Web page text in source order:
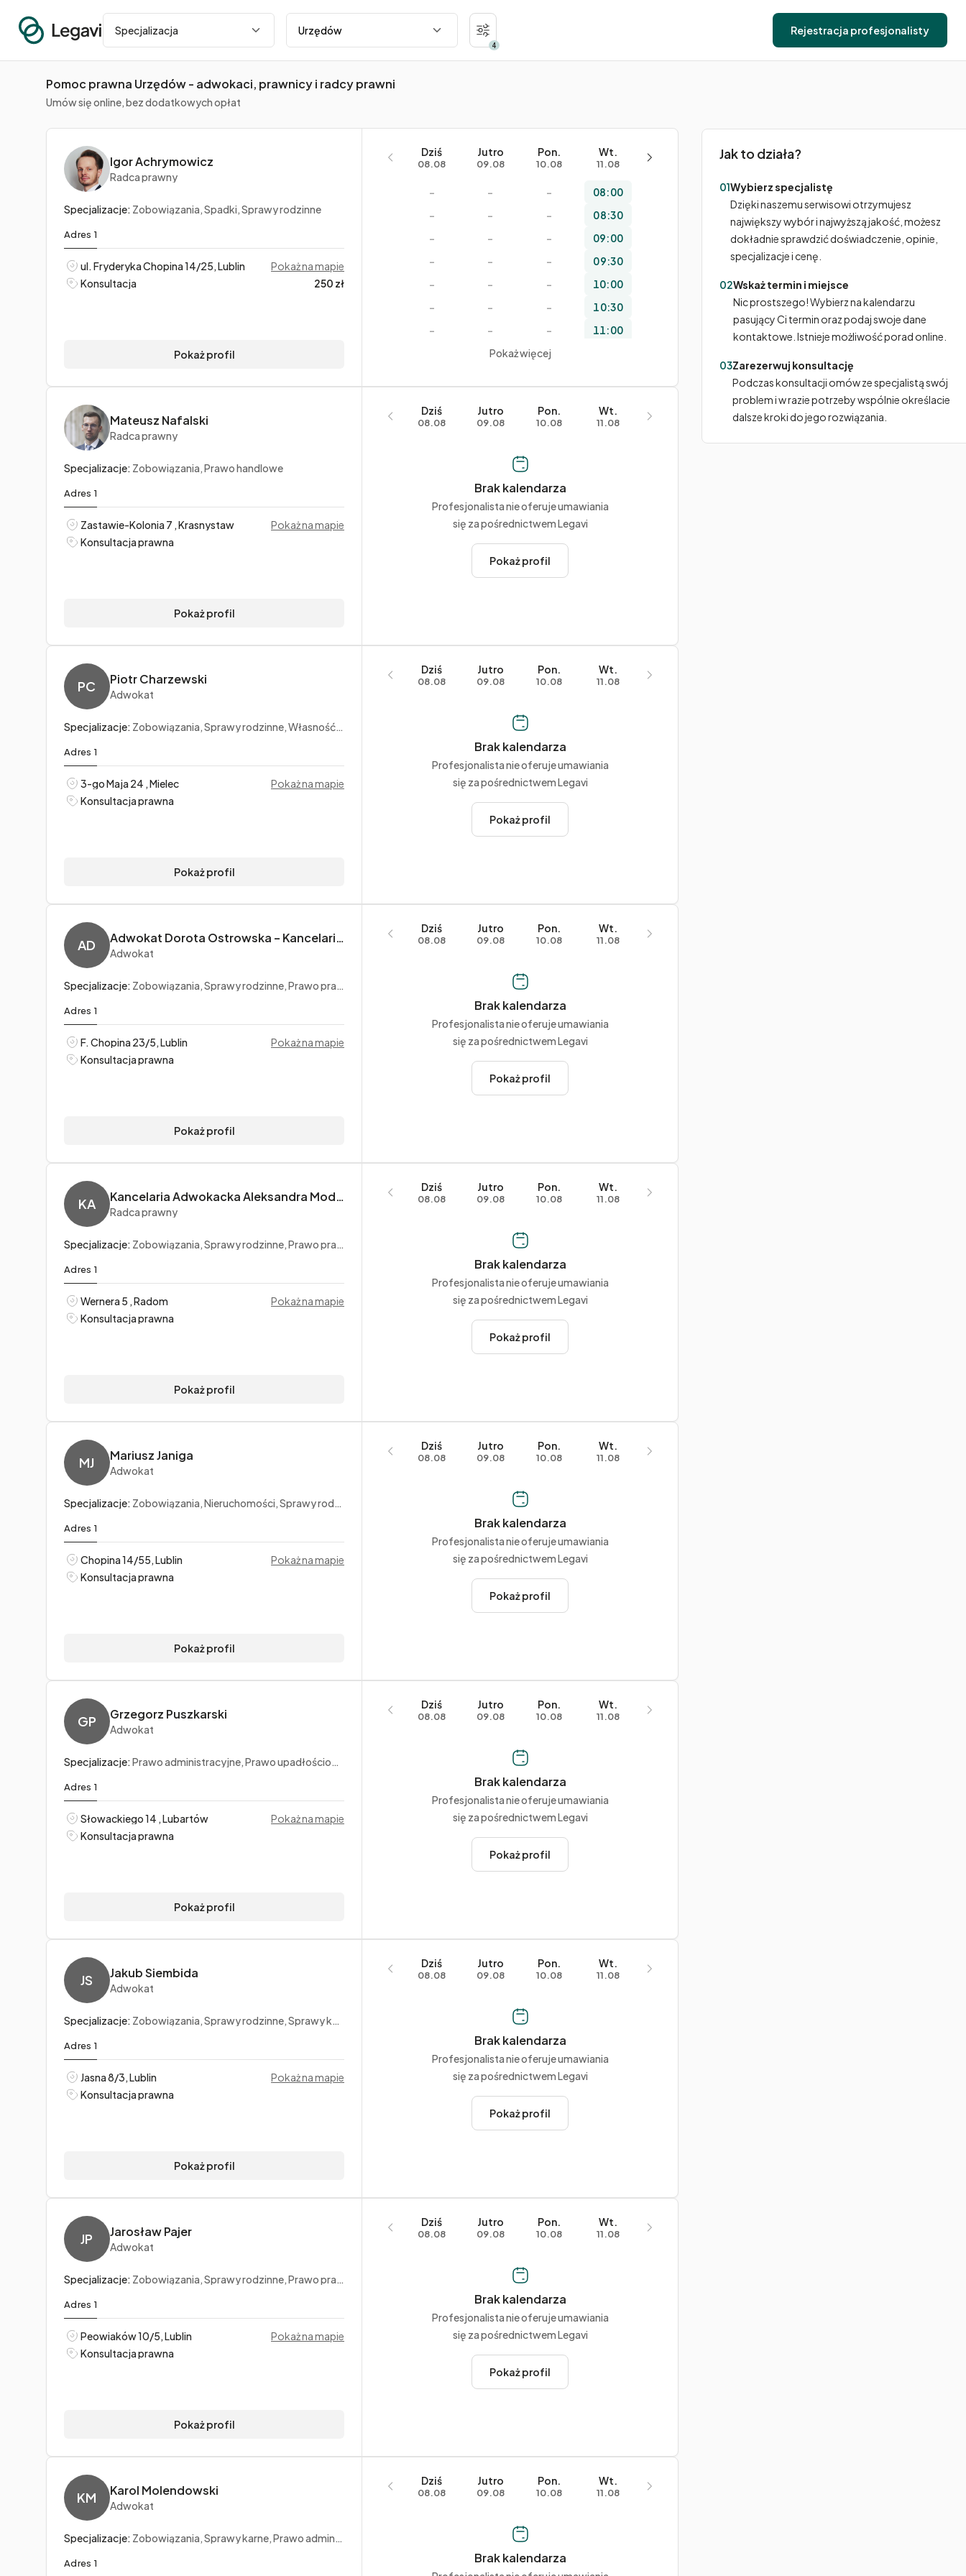
Specjalizacja
Miasto
4
Rejestracja profesjonalisty
Pomoc prawna Urzędów - adwokaci, prawnicy i radcy prawni
Umów się online, bez dodatkowych opłat
Igor Achrymowicz
Radca prawny
Specjalizacje: Zobowiązania, Spadki, Sprawy rodzinne
Adres 1
ul. Fryderyka Chopina 14/25, Lublin
Pokaż na mapie
Konsultacja
250 zł
Pokaż profil
Dziś
08.08
Jutro
09.08
Pon.
10.08
Wt.
11.08
–
–
–
–
–
–
–
–
–
–
–
–
–
–
–
–
–
–
–
–
–
–
–
–
–
–
–
–
–
–
–
08:00
08:30
09:00
09:30
10:00
10:30
11:00
13:00
15:00
Pokaż więcej
Mateusz Nafalski
Radca prawny
Specjalizacje: Zobowiązania, Prawo handlowe
Adres 1
Zastawie-Kolonia 7 , Krasnystaw
Pokaż na mapie
Konsultacja prawna
Pokaż profil
Dziś
08.08
Jutro
09.08
Pon.
10.08
Wt.
11.08
Brak kalendarza
Profesjonalista nie oferuje umawiania
się za pośrednictwem Legavi
Pokaż profil
PC Piotr Charzewski
Adwokat
Specjalizacje: Zobowiązania, Sprawy rodzinne, Własność intelektualna
Adres 1
3-go Maja 24 , Mielec
Pokaż na mapie
Konsultacja prawna
Pokaż profil
Dziś
08.08
Jutro
09.08
Pon.
10.08
Wt.
11.08
Brak kalendarza
Profesjonalista nie oferuje umawiania
się za pośrednictwem Legavi
Pokaż profil
AD Adwokat Dorota Ostrowska – Kancelaria adwokacka
Adwokat
Specjalizacje: Zobowiązania, Sprawy rodzinne, Prawo pracy
Adres 1
F. Chopina 23/5, Lublin
Pokaż na mapie
Konsultacja prawna
Pokaż profil
Dziś
08.08
Jutro
09.08
Pon.
10.08
Wt.
11.08
Brak kalendarza
Profesjonalista nie oferuje umawiania
się za pośrednictwem Legavi
Pokaż profil
KA Kancelaria Adwokacka Aleksandra Modzelewska
Radca prawny
Specjalizacje: Zobowiązania, Sprawy rodzinne, Prawo pracy
Adres 1
Wernera 5 , Radom
Pokaż na mapie
Konsultacja prawna
Pokaż profil
Dziś
08.08
Jutro
09.08
Pon.
10.08
Wt.
11.08
Brak kalendarza
Profesjonalista nie oferuje umawiania
się za pośrednictwem Legavi
Pokaż profil
MJ Mariusz Janiga
Adwokat
Specjalizacje: Zobowiązania, Nieruchomości, Sprawy rodzinne
Adres 1
Chopina 14/55, Lublin
Pokaż na mapie
Konsultacja prawna
Pokaż profil
Dziś
08.08
Jutro
09.08
Pon.
10.08
Wt.
11.08
Brak kalendarza
Profesjonalista nie oferuje umawiania
się za pośrednictwem Legavi
Pokaż profil
GP Grzegorz Puszkarski
Adwokat
Specjalizacje: Prawo administracyjne, Prawo upadłościowe i prawo restrukturyzacyjne
Adres 1
Słowackiego 14 , Lubartów
Pokaż na mapie
Konsultacja prawna
Pokaż profil
Dziś
08.08
Jutro
09.08
Pon.
10.08
Wt.
11.08
Brak kalendarza
Profesjonalista nie oferuje umawiania
się za pośrednictwem Legavi
Pokaż profil
JS Jakub Siembida
Adwokat
Specjalizacje: Zobowiązania, Sprawy rodzinne, Sprawy karne
Adres 1
Jasna 8/3, Lublin
Pokaż na mapie
Konsultacja prawna
Pokaż profil
Dziś
08.08
Jutro
09.08
Pon.
10.08
Wt.
11.08
Brak kalendarza
Profesjonalista nie oferuje umawiania
się za pośrednictwem Legavi
Pokaż profil
JP Jarosław Pajer
Adwokat
Specjalizacje: Zobowiązania, Sprawy rodzinne, Prawo pracy
Adres 1
Peowiaków 10/5, Lublin
Pokaż na mapie
Konsultacja prawna
Pokaż profil
Dziś
08.08
Jutro
09.08
Pon.
10.08
Wt.
11.08
Brak kalendarza
Profesjonalista nie oferuje umawiania
się za pośrednictwem Legavi
Pokaż profil
KM Karol Molendowski
Adwokat
Specjalizacje: Zobowiązania, Sprawy karne, Prawo administracyjne
Adres 1
Dziś
08.08
Jutro
09.08
Pon.
10.08
Wt.
11.08
Brak kalendarza
Jak to działa?
01Wybierz specjalistę
Dzięki naszemu serwisowi otrzymujesz
największy wybór i najwyższą jakość, możesz
dokładnie sprawdzić doświadczenie, opinie,
specjalizacje i cenę.
02Wskaż termin i miejsce
Nic prostszego! Wybierz na kalendarzu
pasujący Ci termin oraz podaj swoje dane
kontaktowe. Istnieje możliwość porad online.
03Zarezerwuj konsultację
Podczas konsultacji omów ze specjalistą swój
problem i w razie potrzeby wspólnie określacie
dalsze kroki do jego rozwiązania.